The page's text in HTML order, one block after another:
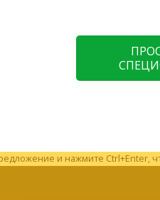
и нажмите Ctrl+Enter,